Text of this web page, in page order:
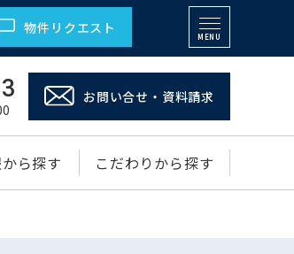
物件リクエスト
MENU
お問い合せ・資料請求
ら探す こだわりから探す